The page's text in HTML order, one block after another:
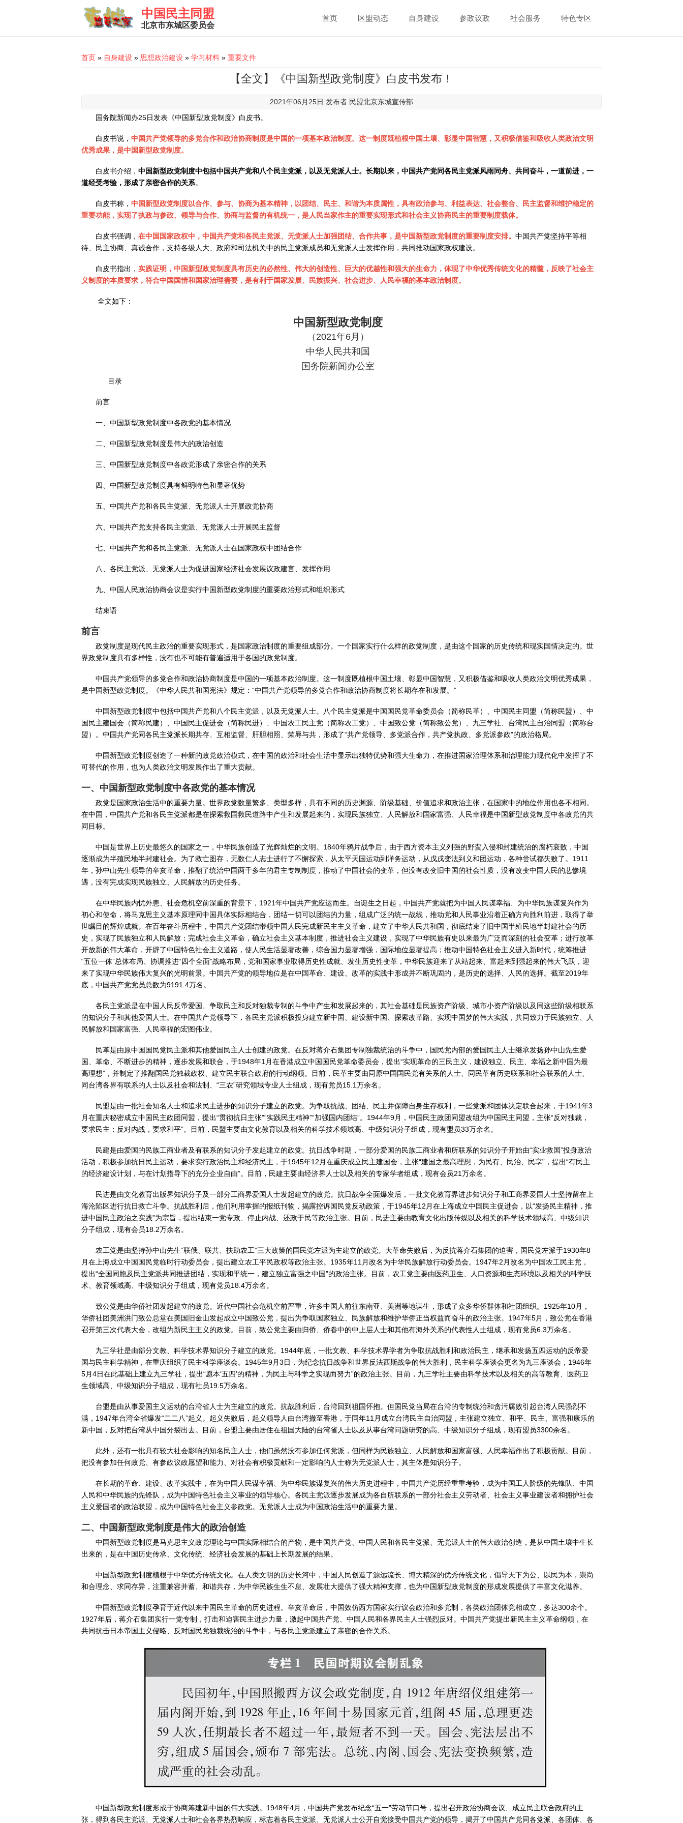
中国民主同盟
北京市东城区委员会
首页 区盟动态 自身建设 参政议政 社会服务 特色专区
You are here
首页 » 自身建设 » 思想政治建设 » 学习材料 » 重要文件
【全文】《中国新型政党制度》白皮书发布！
2021年06月25日 发布者 民盟北京东城宣传部
国务院新闻办25日发表《中国新型政党制度》白皮书。
白皮书说， 中国共产党领导的多党合作和政治协商制度是中国的一项基本政治制度。这一制度既植根中国土壤、彰显中国智慧，又积极借鉴和吸收人类政治文明
优秀成果，是中国新型政党制度。
白皮书介绍， 中国新型政党制度中包括中国共产党和八个民主党派，以及无党派人士。长期以来，中国共产党同各民主党派风雨同舟、共同奋斗，一道前进，一
道经受考验，形成了亲密合作的关系。
白皮书称， 中国新型政党制度以合作、参与、协商为基本精神，以团结、民主、和谐为本质属性，具有政治参与、利益表达、社会整合、民主监督和维护稳定的
重要功能，实现了执政与参政、领导与合作、协商与监督的有机统一，是人民当家作主的重要实现形式和社会主义协商民主的重要制度载体。
白皮书强调， 在中国国家政权中，中国共产党和各民主党派、无党派人士加强团结、合作共事，是中国新型政党制度的重要制度安排。 中国共产党坚持平等相
待、民主协商、真诚合作，支持各级人大、政府和司法机关中的民主党派成员和无党派人士发挥作用，共同推动国家政权建设。
白皮书指出， 实践证明，中国新型政党制度具有历史的必然性、伟大的创造性、巨大的优越性和强大的生命力，体现了中华优秀传统文化的精髓，反映了社会主
义制度的本质要求，符合中国国情和国家治理需要，是有利于国家发展、民族振兴、社会进步、人民幸福的基本政治制度。
全文如下：
中国新型政党制度
（2021年6月）
中华人民共和国
国务院新闻办公室
目录
前言
一、中国新型政党制度中各政党的基本情况
二、中国新型政党制度是伟大的政治创造
三、中国新型政党制度中各政党形成了亲密合作的关系
四、中国新型政党制度具有鲜明特色和显著优势
五、中国共产党和各民主党派、无党派人士开展政党协商
六、中国共产党支持各民主党派、无党派人士开展民主监督
七、中国共产党和各民主党派、无党派人士在国家政权中团结合作
八、各民主党派、无党派人士为促进国家经济社会发展议政建言、发挥作用
九、中国人民政治协商会议是实行中国新型政党制度的重要政治形式和组织形式
结束语
前言
政党制度是现代民主政治的重要实现形式，是国家政治制度的重要组成部分。一个国家实行什么样的政党制度，是由这个国家的历史传统和现实国情决定的。世
界政党制度具有多样性，没有也不可能有普遍适用于各国的政党制度。
中国共产党领导的多党合作和政治协商制度是中国的一项基本政治制度。这一制度既植根中国土壤、彰显中国智慧，又积极借鉴和吸收人类政治文明优秀成果，
是中国新型政党制度。《中华人民共和国宪法》规定：“中国共产党领导的多党合作和政治协商制度将长期存在和发展。”
中国新型政党制度中包括中国共产党和八个民主党派，以及无党派人士。八个民主党派是中国国民党革命委员会（简称民革）、中国民主同盟（简称民盟）、中
国民主建国会（简称民建）、中国民主促进会（简称民进）、中国农工民主党（简称农工党）、中国致公党（简称致公党）、九三学社、台湾民主自治同盟（简称台
盟）。中国共产党同各民主党派长期共存、互相监督、肝胆相照、荣辱与共，形成了“共产党领导、多党派合作，共产党执政、多党派参政”的政治格局。
中国新型政党制度创造了一种新的政党政治模式，在中国的政治和社会生活中显示出独特优势和强大生命力，在推进国家治理体系和治理能力现代化中发挥了不
可替代的作用，也为人类政治文明发展作出了重大贡献。
一、中国新型政党制度中各政党的基本情况
政党是国家政治生活中的重要力量。世界政党数量繁多、类型多样，具有不同的历史渊源、阶级基础、价值追求和政治主张，在国家中的地位作用也各不相同。
在中国，中国共产党和各民主党派都是在探索救国救民道路中产生和发展起来的，实现民族独立、人民解放和国家富强、人民幸福是中国新型政党制度中各政党的共
同目标。
中国是世界上历史最悠久的国家之一，中华民族创造了光辉灿烂的文明。1840年鸦片战争后，由于西方资本主义列强的野蛮入侵和封建统治的腐朽衰败，中国
逐渐成为半殖民地半封建社会。为了救亡图存，无数仁人志士进行了不懈探索，从太平天国运动到洋务运动，从戊戌变法到义和团运动，各种尝试都失败了。1911
年，孙中山先生领导的辛亥革命，推翻了统治中国两千多年的君主专制制度，推动了中国社会的变革，但没有改变旧中国的社会性质，没有改变中国人民的悲惨境
遇，没有完成实现民族独立、人民解放的历史任务。
在中华民族内忧外患、社会危机空前深重的背景下，1921年中国共产党应运而生。自诞生之日起，中国共产党就把为中国人民谋幸福、为中华民族谋复兴作为
初心和使命，将马克思主义基本原理同中国具体实际相结合，团结一切可以团结的力量，组成广泛的统一战线，推动党和人民事业沿着正确方向胜利前进，取得了举
世瞩目的辉煌成就。在百年奋斗历程中，中国共产党团结带领中国人民完成新民主主义革命，建立了中华人民共和国，彻底结束了旧中国半殖民地半封建社会的历
史，实现了民族独立和人民解放；完成社会主义革命，确立社会主义基本制度，推进社会主义建设，实现了中华民族有史以来最为广泛而深刻的社会变革；进行改革
开放新的伟大革命，开辟了中国特色社会主义道路，使人民生活显著改善，综合国力显著增强，国际地位显著提高；推动中国特色社会主义进入新时代，统筹推进
“五位一体”总体布局、协调推进“四个全面”战略布局，党和国家事业取得历史性成就、发生历史性变革，中华民族迎来了从站起来、富起来到强起来的伟大飞跃，迎
来了实现中华民族伟大复兴的光明前景。中国共产党的领导地位是在中国革命、建设、改革的实践中形成并不断巩固的，是历史的选择、人民的选择。截至2019年
底，中国共产党党员总数为9191.4万名。
各民主党派是在中国人民反帝爱国、争取民主和反对独裁专制的斗争中产生和发展起来的，其社会基础是民族资产阶级、城市小资产阶级以及同这些阶级相联系
的知识分子和其他爱国人士。在中国共产党领导下，各民主党派积极投身建立新中国、建设新中国、探索改革路、实现中国梦的伟大实践，共同致力于民族独立、人
民解放和国家富强、人民幸福的宏图伟业。
民革是由原中国国民党民主派和其他爱国民主人士创建的政党。在反对蒋介石集团专制独裁统治的斗争中，国民党内部的爱国民主人士继承发扬孙中山先生爱
国、革命、不断进步的精神，逐步发展和联合，于1948年1月在香港成立中国国民党革命委员会，提出“实现革命的三民主义，建设独立、民主、幸福之新中国为最
高理想”，并制定了推翻国民党独裁政权、建立民主联合政府的行动纲领。目前，民革主要由同原中国国民党有关系的人士、同民革有历史联系和社会联系的人士、
同台湾各界有联系的人士以及社会和法制、“三农”研究领域专业人士组成，现有党员15.1万余名。
民盟是由一批社会知名人士和追求民主进步的知识分子建立的政党。为争取抗战、团结、民主并保障自身生存权利，一些党派和团体决定联合起来，于1941年3
月在重庆秘密成立中国民主政团同盟，提出“贯彻抗日主张”“实践民主精神”“加强国内团结”。1944年9月，中国民主政团同盟改组为中国民主同盟，主张“反对独裁，
要求民主；反对内战，要求和平”。目前，民盟主要由文化教育以及相关的科学技术领域高、中级知识分子组成，现有盟员33万余名。
民建是由爱国的民族工商业者及有联系的知识分子发起建立的政党。抗日战争时期，一部分爱国的民族工商业者和所联系的知识分子开始由“实业救国”投身政治
活动，积极参加抗日民主运动，要求实行政治民主和经济民主，于1945年12月在重庆成立民主建国会，主张“建国之最高理想，为民有、民治、民享”，提出“有民主
的经济建设计划，与在计划指导下的充分企业自由”。目前，民建主要由经济界人士以及相关的专家学者组成，现有会员21万余名。
民进是由文化教育出版界知识分子及一部分工商界爱国人士发起建立的政党。抗日战争全面爆发后，一批文化教育界进步知识分子和工商界爱国人士坚持留在上
海沦陷区进行抗日救亡斗争。抗战胜利后，他们利用掌握的报纸刊物，揭露控诉国民党反动政策，于1945年12月在上海成立中国民主促进会，以“发扬民主精神，推
进中国民主政治之实践”为宗旨，提出结束一党专政、停止内战、还政于民等政治主张。目前，民进主要由教育文化出版传媒以及相关的科学技术领域高、中级知识
分子组成，现有会员18.2万余名。
农工党是由坚持孙中山先生“联俄、联共、扶助农工”三大政策的国民党左派为主建立的政党。大革命失败后，为反抗蒋介石集团的迫害，国民党左派于1930年8
月在上海成立中国国民党临时行动委员会，提出建立农工平民政权等政治主张。1935年11月改名为中华民族解放行动委员会。1947年2月改名为中国农工民主党，
提出“全国同胞及民主党派共同推进团结，实现和平统一，建立独立富强之中国”的政治主张。目前，农工党主要由医药卫生、人口资源和生态环境以及相关的科学技
术、教育领域高、中级知识分子组成，现有党员18.4万余名。
致公党是由华侨社团发起建立的政党。近代中国社会危机空前严重，许多中国人前往东南亚、美洲等地谋生，形成了众多华侨群体和社团组织。1925年10月，
华侨社团美洲洪门致公总堂在美国旧金山发起成立中国致公党，提出为争取国家独立、民族解放和维护华侨正当权益而奋斗的政治主张。1947年5月，致公党在香港
召开第三次代表大会，改组为新民主主义的政党。目前，致公党主要由归侨、侨眷中的中上层人士和其他有海外关系的代表性人士组成，现有党员6.3万余名。
九三学社是由部分文教、科学技术界知识分子建立的政党。1944年底，一批文教、科学技术界学者为争取抗战胜利和政治民主，继承和发扬五四运动的反帝爱
国与民主科学精神，在重庆组织了民主科学座谈会。1945年9月3日，为纪念抗日战争和世界反法西斯战争的伟大胜利，民主科学座谈会更名为九三座谈会，1946年
5月4日在此基础上建立九三学社，提出“愿本‘五四’的精神，为民主与科学之实现而努力”的政治主张。目前，九三学社主要由科学技术以及相关的高等教育、医药卫
生领域高、中级知识分子组成，现有社员19.5万余名。
台盟是由从事爱国主义运动的台湾省人士为主建立的政党。抗战胜利后，台湾回到祖国怀抱。但国民党当局在台湾的专制统治和贪污腐败引起台湾人民强烈不
满，1947年台湾全省爆发“二二八”起义。起义失败后，起义领导人由台湾撤至香港，于同年11月成立台湾民主自治同盟，主张建立独立、和平、民主、富强和康乐的
新中国，反对把台湾从中国分裂出去。目前，台盟主要由居住在祖国大陆的台湾省人士以及从事台湾问题研究的高、中级知识分子组成，现有盟员3300余名。
此外，还有一批具有较大社会影响的知名民主人士，他们虽然没有参加任何党派，但同样为民族独立、人民解放和国家富强、人民幸福作出了积极贡献。目前，
把没有参加任何政党、有参政议政愿望和能力、对社会有积极贡献和一定影响的人士称为无党派人士，其主体是知识分子。
在长期的革命、建设、改革实践中，在为中国人民谋幸福、为中华民族谋复兴的伟大历史进程中，中国共产党历经重重考验，成为中国工人阶级的先锋队、中国
人民和中华民族的先锋队，成为中国特色社会主义事业的领导核心。各民主党派逐步发展成为各自所联系的一部分社会主义劳动者、社会主义事业建设者和拥护社会
主义爱国者的政治联盟，成为中国特色社会主义参政党。无党派人士成为中国政治生活中的重要力量。
二、中国新型政党制度是伟大的政治创造
中国新型政党制度是马克思主义政党理论与中国实际相结合的产物，是中国共产党、中国人民和各民主党派、无党派人士的伟大政治创造，是从中国土壤中生长
出来的，是在中国历史传承、文化传统、经济社会发展的基础上长期发展的结果。
中国新型政党制度植根于中华优秀传统文化。在人类文明的历史长河中，中国人民创造了源远流长、博大精深的优秀传统文化，倡导天下为公、以民为本，崇尚
和合理念、求同存异，注重兼容并蓄、和谐共存，为中华民族生生不息、发展壮大提供了强大精神支撑，也为中国新型政党制度的形成发展提供了丰富文化滋养。
中国新型政党制度孕育于近代以来中国民主革命的历史进程。辛亥革命后，中国效仿西方国家实行议会政治和多党制，各类政治团体竞相成立，多达300余个。
1927年后，蒋介石集团实行一党专制，打击和迫害民主进步力量，激起中国共产党、中国人民和各界民主人士强烈反对。中国共产党提出新民主主义革命纲领，在
共同抗击日本帝国主义侵略、反对国民党独裁统治的斗争中，与各民主党派建立了亲密的合作关系。
中国新型政党制度形成于协商筹建新中国的伟大实践。1948年4月，中国共产党发布纪念“五一”劳动节口号，提出召开政治协商会议、成立民主联合政府的主
张，得到各民主党派、无党派人士和社会各界热烈响应，标志着各民主党派、无党派人士公开自觉接受中国共产党的领导，揭开了中国共产党同各党派、各团体、各